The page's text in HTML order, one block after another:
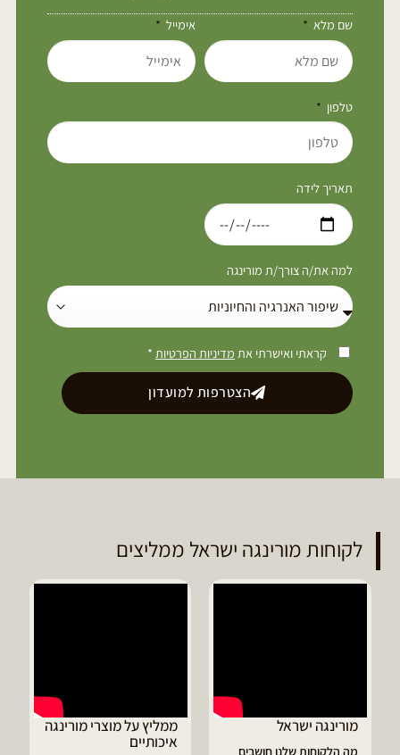
שם מלא אימייל
טלפון
תאריך לידה
למה את/ה צורך/ת מורינגה
קראתי ואישרתי את מדיניות הפרטיות *
הצטרפות למועדון
לקוחות מורינגה ישראל ממליצים
ממליץ על מוצרי מורינגה
דיוויד ממליץ על טבליות
מורינגה